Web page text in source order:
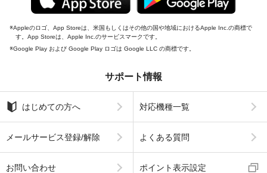
Appleのロゴ、App Storeは、米国もしくはその他の国や地域におけるApple Inc.の商標で
す。App Storeは、Apple Inc.のサービスマークです。
Google Play および Google Play ロゴは Google LLC の商標です。
サポート情報
はじめての方へ 対応機種一覧
メールサービス登録/解除 よくある質問
お問い合わせ ポイント表示設定